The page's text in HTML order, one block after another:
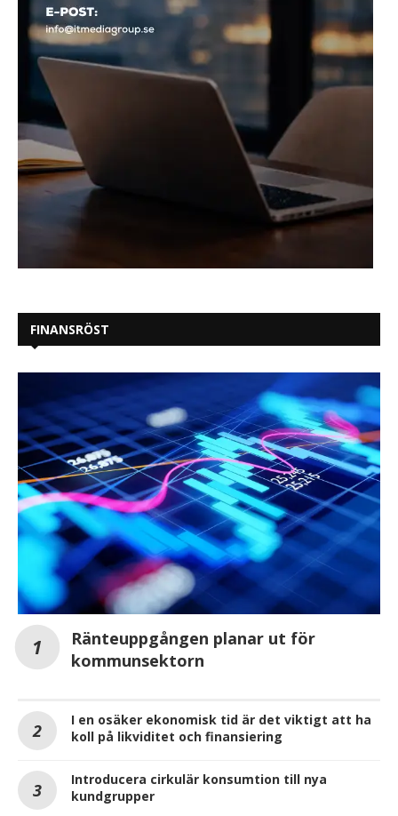
FINANSRÖST
Ränteuppgången planar ut för
kommunsektorn
I en osäker ekonomisk tid är det viktigt att ha
koll på likviditet och finansiering
Introducera cirkulär konsumtion till nya
kundgrupper